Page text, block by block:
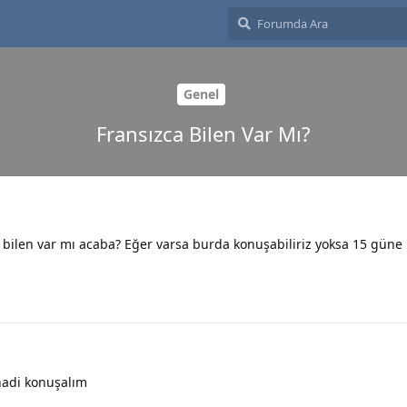
Genel
Fransızca Bilen Var Mı?
var mı acaba? Eğer varsa burda konuşabiliriz yoksa 15 güne
konuşalım